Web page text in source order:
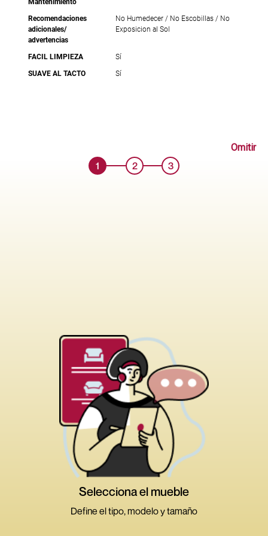
Mantenimiento
Recomendaciones
adicionales/
advertencias
No Humedecer / No Escobillas / No
Exposicion al Sol
FACIL LIMPIEZA
Sí
SUAVE AL TACTO
Sí